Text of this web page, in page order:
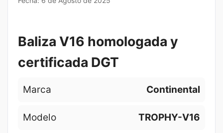
Baliza V16 homologada y
certificada DGT
Marca Continental
Modelo TROPHY-V16